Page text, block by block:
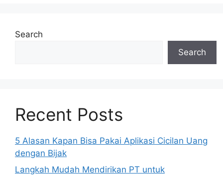
Search
Search
Recent Posts
5 Alasan Kapan Bisa Pakai Aplikasi Cicilan Uang
dengan Bijak
Langkah Mudah Mendirikan PT untuk